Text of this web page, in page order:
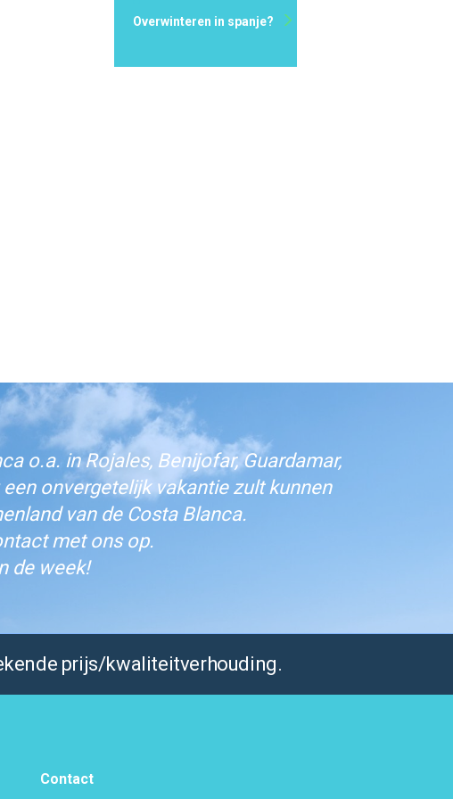
Overwinteren in spanje?
o.a. in Rojales, Benijofar, Guardamar,
onvergetelijk vakantie zult kunnen
van de Costa Blanca.
met ons op.
de week!
prijs/kwaliteitverhouding.
Contact